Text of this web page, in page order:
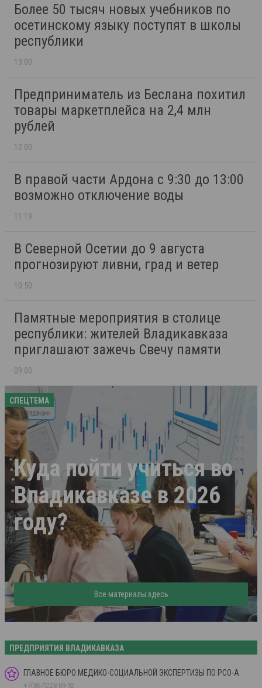
Более 50 тысяч новых учебников по
осетинскому языку поступят в школы
республики
13:00
Предприниматель из Беслана похитил
товары маркетплейса на 2,4 млн
рублей
12:00
В правой части Ардона с 9:30 до 13:00
возможно отключение воды
11:19
В Северной Осетии до 9 августа
прогнозируют ливни, град и ветер
10:50
Памятные мероприятия в столице
республики: жителей Владикавказа
приглашают зажечь Свечу памяти
09:00
СПЕЦТЕМА
Куда пойти учиться во
Владикавказе в 2026
году?
Все материалы здесь
ПРЕДПРИЯТИЯ ВЛАДИКАВКАЗА
ГЛАВНОЕ БЮРО МЕДИКО-СОЦИАЛЬНОЙ ЭКСПЕРТИЗЫ ПО РСО-А
+7(867)228-09-92